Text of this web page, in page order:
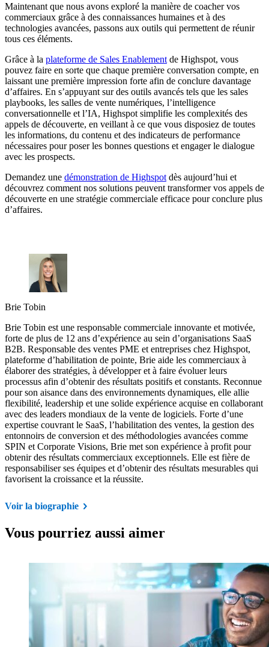
Maintenant que nous avons exploré la manière de coacher vos
commerciaux grâce à des connaissances humaines et à des
technologies avancées, passons aux outils qui permettent de réunir
tous ces éléments.
Grâce à la plateforme de Sales Enablement de Highspot, vous
pouvez faire en sorte que chaque première conversation compte, en
laissant une première impression forte afin de conclure davantage
d’affaires. En s’appuyant sur des outils avancés tels que les sales
playbooks, les salles de vente numériques, l’intelligence
conversationnelle et l’IA, Highspot simplifie les complexités des
appels de découverte, en veillant à ce que vous disposiez de toutes
les informations, du contenu et des indicateurs de performance
nécessaires pour poser les bonnes questions et engager le dialogue
avec les prospects.
Demandez une démonstration de Highspot dès aujourd’hui et
découvrez comment nos solutions peuvent transformer vos appels de
découverte en une stratégie commerciale efficace pour conclure plus
d’affaires.
Brie Tobin
Brie Tobin est une responsable commerciale innovante et motivée,
forte de plus de 12 ans d’expérience au sein d’organisations SaaS
B2B. Responsable des ventes PME et entreprises chez Highspot,
plateforme d’habilitation de pointe, Brie aide les commerciaux à
élaborer des stratégies, à développer et à faire évoluer leurs
processus afin d’obtenir des résultats positifs et constants. Reconnue
pour son aisance dans des environnements dynamiques, elle allie
flexibilité, leadership et une solide expérience acquise en collaborant
avec des leaders mondiaux de la vente de logiciels. Forte d’une
expertise couvrant le SaaS, l’habilitation des ventes, la gestion des
entonnoirs de conversion et des méthodologies avancées comme
SPIN et Corporate Visions, Brie met son expérience à profit pour
obtenir des résultats commerciaux exceptionnels. Elle est fière de
responsabiliser ses équipes et d’obtenir des résultats mesurables qui
favorisent la croissance et la réussite.
Voir la biographie
Vous pourriez aussi aimer